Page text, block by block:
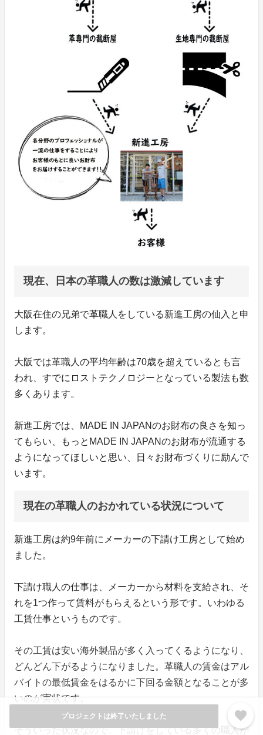
プロジェクトは終了いたしました favorite
現在、日本の革職人の数は激減しています
大阪在住の兄弟で革職人をしている新進工房の仙入と申
します。
大阪では革職人の平均年齢は70歳を超えているとも言
われ、すでにロストテクノロジーとなっている製法も数
多くあります。
新進工房では、MADE IN JAPANのお財布の良さを知っ
てもらい、もっとMADE IN JAPANのお財布が流通する
ようになってほしいと思い、日々お財布づくりに励んで
います。
現在の革職人のおかれている状況について
新進工房は約9年前にメーカーの下請け工房として始め
ました。
下請け職人の仕事は、メーカーから材料を支給され、そ
れを1つ作って賃料がもらえるという形です。いわゆる
工賃仕事というものです。
その工賃は安い海外製品が多く入ってくるようになり、
どんどん下がるようになりました。革職人の賃金はアル
バイトの最低賃金をはるかに下回る金額となることが多
いのが実状です。
そういった状況なので、下請けをしている多くの職人が